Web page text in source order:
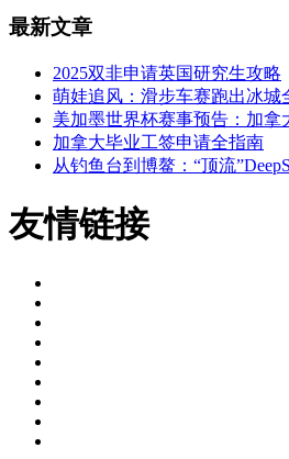
最新文章
2025双非申请英国研究生攻略
萌娃追风：滑步车赛跑出冰城
美加墨世界杯赛事预告：加拿
加拿大毕业工签申请全指南
从钓鱼台到博鳌：“顶流
友情链接